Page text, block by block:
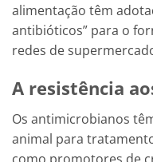
alimentação têm
antibióticos” para o
redes de
A resistência
Os antimicrobianos
animal para